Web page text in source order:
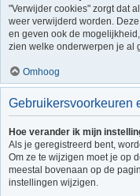
"Verwijder cookies" zorgt dat
weer verwijderd worden.
en geven ook de
zien welke onderwerpen je al
Omhoog
Gebruikersvoorkeuren
Hoe verander ik mijn
Als je geregistreerd bent,
Om ze te wijzigen moet je op
meestal bovenaan op de
instellingen wijzigen.